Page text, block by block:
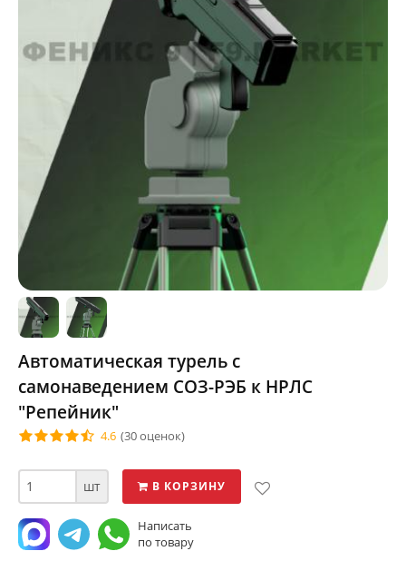
Автоматическая турель с
самонаведением СОЗ-РЭБ к НРЛС
"Репейник"
4.6 (30 оценок)
шт В КОРЗИНУ
Написать
по товару